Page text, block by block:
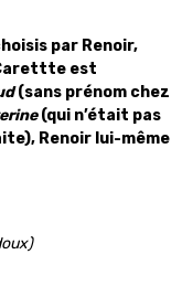
par Renoir,
est
(sans prénom chez
(qui n’était pas
Renoir lui-même